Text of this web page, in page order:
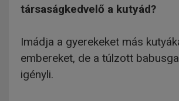
társaságkedvelő a kutyád?
Imádja a gyerekeket más
embereket, de a túlzott
igényli.